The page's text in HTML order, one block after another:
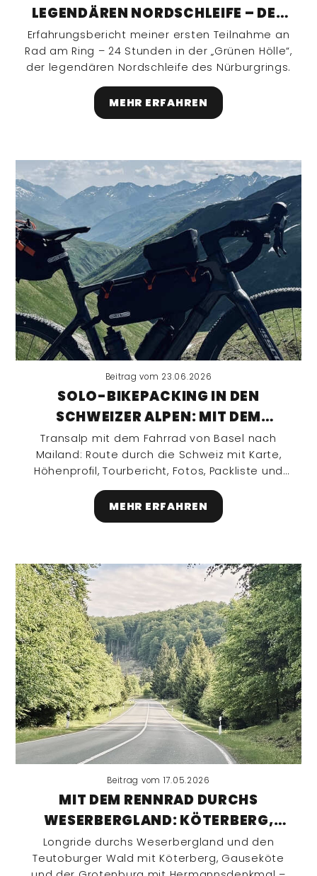
LEGENDÄREN NORDSCHLEIFE – DER
„GRÜNEN HÖLLE“
Erfahrungsbericht meiner ersten Teilnahme an
Rad am Ring – 24 Stunden in der „Grünen Hölle“,
der legendären Nordschleife des Nürburgrings.
MEHR ERFAHREN
Beitrag vom 23.06.2026
SOLO-BIKEPACKING IN DEN
SCHWEIZER ALPEN: MIT DEM
FAHRRAD VON BASEL NACH MAILAND
Transalp mit dem Fahrrad von Basel nach
Mailand: Route durch die Schweiz mit Karte,
Höhenprofil, Tourbericht, Fotos, Packliste und
Tipps zu Verpflegung und Planung.
MEHR ERFAHREN
Beitrag vom 17.05.2026
MIT DEM RENNRAD DURCHS
WESERBERGLAND: KÖTERBERG,
GAUSEKÖTE UND DIE GROTENBURG
MIT DEM HERMANNSDENKMAL
Longride durchs Weserbergland und den
Teutoburger Wald mit Köterberg, Gauseköte